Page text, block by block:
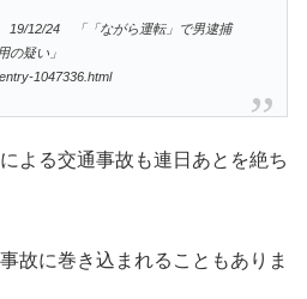
19/12/24 「「ながら運転」で男逮捕
の疑い」
1047336.html
よる交通事故も連日あとを絶ち
故に巻き込まれることもありま